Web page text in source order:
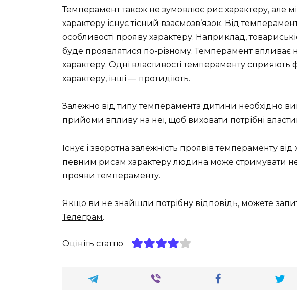
Темперамент також не зумовлює рис характеру, але
характеру існує тісний взаємозв’язок. Від
особливості прояву характеру. Наприклад,
буде проявлятися по-різному. Темперамент впливає
характеру. Одні властивості темпераменту
характеру, інші — протидіють.
Залежно від типу темперамента дитини необхідно
прийоми впливу на неї, щоб виховати потрібні
Існує і зворотна залежність проявів темпераменту
певним рисам характеру людина може стримувати
прояви темпераменту.
Якщо ви не знайшли потрібну відповідь, можете
Телеграм.
Оцініть статтю